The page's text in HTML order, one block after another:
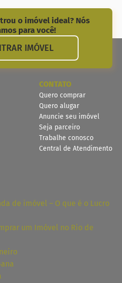
o imóvel ideal? Nós
para você!
IMÓVEL
CONTATO
Quero comprar
Quero alugar
Anuncie seu imóvel
Seja parceiro
Trabalhe conosco
Central de Atendimento
de imóvel – O que é o Lucro
um Imóvel no Rio de